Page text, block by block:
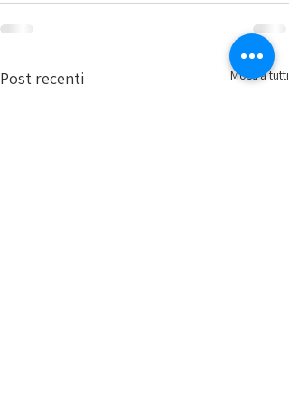
Post recenti Mostra tutti